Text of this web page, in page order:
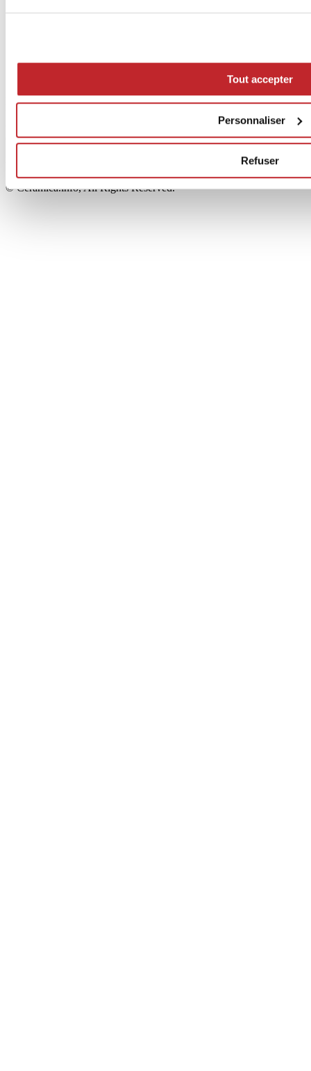
Tout accepter
Personnaliser
Refuser
Cookie Policy
Edi.Cer S.p.a. Società unipersonale
Viale Monte Santo, 40 - 41049 Sassuolo (MO) - Italy
Capitale Sociale: 2.500.000 euro - Codice fiscale e P.IVA
00853700367
© Ceramica.info, All Rights Reserved.